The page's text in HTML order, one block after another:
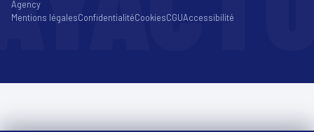
Agency
Mentions légalesConfidentialitéCookiesCGUAccessibilité